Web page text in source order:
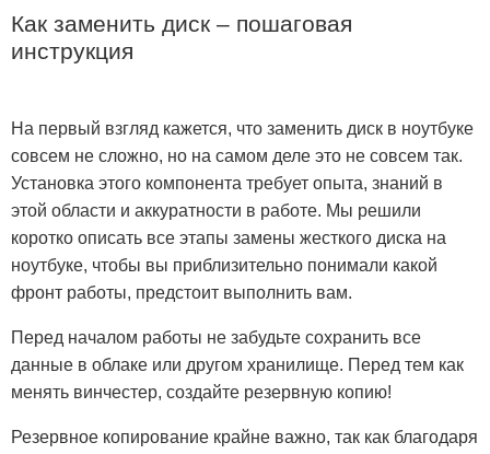
Как заменить диск – пошаговая
инструкция
На первый взгляд кажется, что заменить диск в ноутбуке
совсем не сложно, но на самом деле это не совсем так.
Установка этого компонента требует опыта, знаний в
этой области и аккуратности в работе. Мы решили
коротко описать все этапы замены жесткого диска на
ноутбуке, чтобы вы приблизительно понимали какой
фронт работы, предстоит выполнить вам.
Перед началом работы не забудьте сохранить все
данные в облаке или другом хранилище. Перед тем как
менять винчестер, создайте резервную копию!
Резервное копирование крайне важно, так как благодаря